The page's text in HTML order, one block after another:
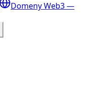
Domeny Web3 —